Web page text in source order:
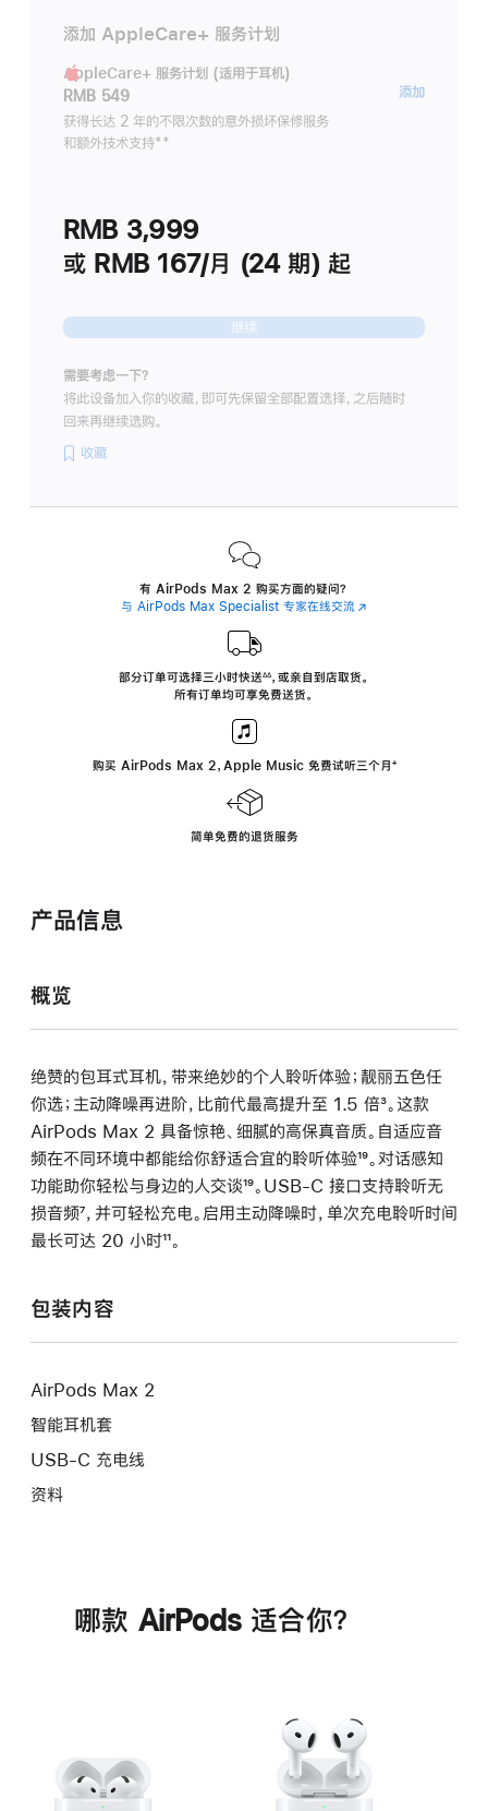
添加 AppleCare+ 服务计划
AppleCare+ 服务计划 (适用于耳机)
RMB 549
获得长达 2 年的不限次数的意外损坏保修服务
和额外技术支持脚
**
添加
RMB 3,999
或 RMB 167/月 (24 期) 起
继续
需要考虑一下？
将此设备加入你的收藏，即可先保留全部配置选择，之后随时
回来再继续选购。
收藏
有 AirPods Max 2 购买方面的疑问？
与 AirPods Max Specialist 专家在线交流(在
中
部分订单可选择三小时快送∆∆， 或亲自到店取货。
所有订单均可享免费送货。
购买 AirPods Max 2，Apple Music 免费试听三个月 ‍脚
‍⁺
简单免费的退货服务
产品信息
概览
绝赞的包耳式耳机，带来绝妙的个人聆听体验；靓丽五色任
你选；主动降噪再进阶，比前代最高提升至 1.5 倍脚
注
³。这款
AirPods Max 2 具备惊艳、细腻的高保真音质。自适应音
频在不同环境中都能给你舒适合宜的聆听体验脚
注
¹⁹。对话感知
功能助你轻松与身边的人交谈脚
注
¹⁹。USB-C 接口支持聆听无
损音频脚
注
⁷，并可轻松充电。启用主动降噪时，单次充电聆听时间
最长可达 20 小时脚
¹¹。
包装内容
AirPods Max 2
智能耳机套
USB-C 充电线
资料
哪款 AirPods 适合你？